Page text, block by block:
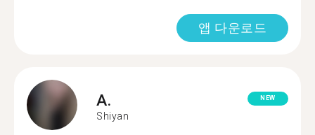
앱 다운로드
A.
Shiyan
NEW